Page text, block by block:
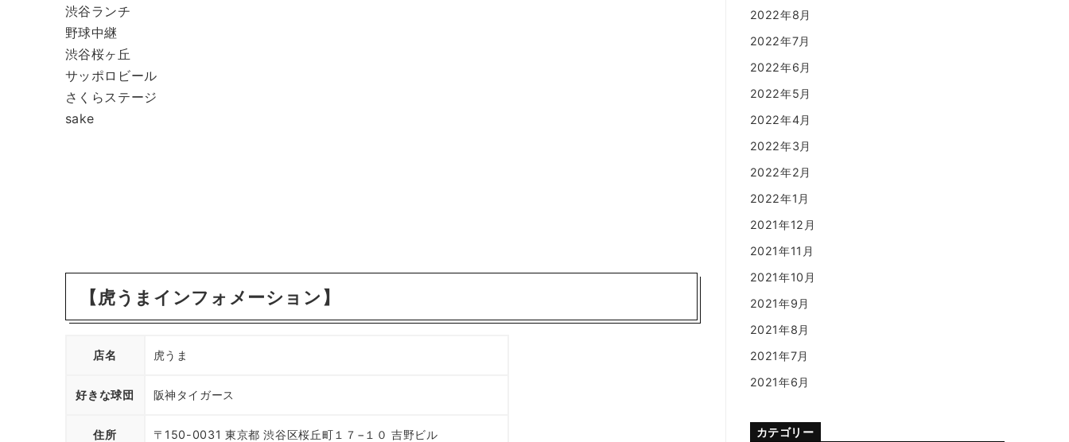
渋谷ランチ
野球中継
渋谷桜ヶ丘
サッポロビール
さくらステージ
sake
【虎うまインフォメーション】
店名 虎うま
好きな球団 阪神タイガース
住所 〒150-0031 東京都 渋谷区桜丘町１７−１０ 吉野ビル
2022年8月
2022年7月
2022年6月
2022年5月
2022年4月
2022年3月
2022年2月
2022年1月
2021年12月
2021年11月
2021年10月
2021年9月
2021年8月
2021年7月
2021年6月
カテゴリー